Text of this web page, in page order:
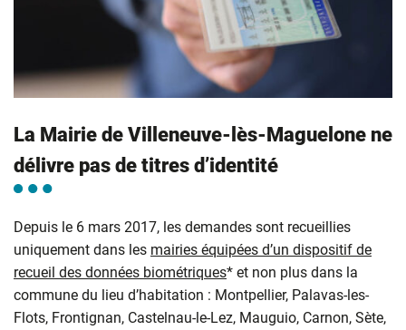
La Mairie de Villeneuve-lès-Maguelone ne
délivre pas de titres d’identité
Depuis le 6 mars 2017, les demandes sont recueillies
uniquement dans les mairies équipées d’un dispositif de
recueil des données biométriques* et non plus dans la
commune du lieu d’habitation : Montpellier, Palavas-les-
Flots, Frontignan, Castelnau-le-Lez, Mauguio, Carnon, Sète,